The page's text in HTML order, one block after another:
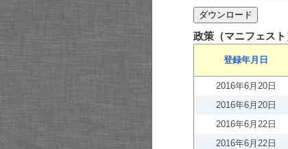
政策（マニフェス
登録年月日
2016年6月20日
2016年6月20日
2016年6月22日
2016年6月22日